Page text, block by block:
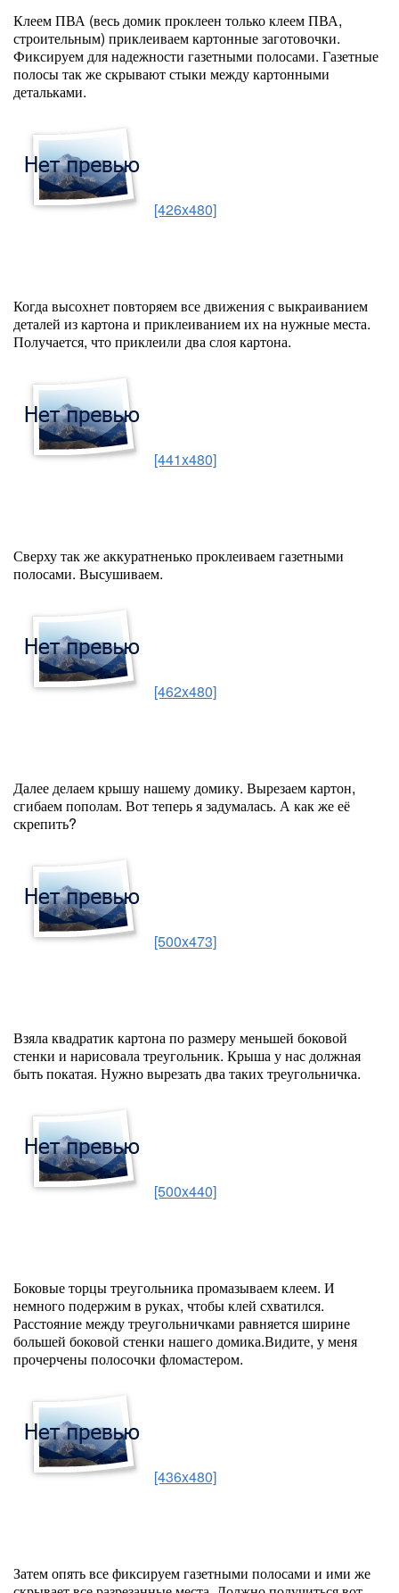
Клеем ПВА (весь домик проклеен только клеем ПВА,
строительным) приклеиваем картонные заготовочки.
Фиксируем для надежности газетными полосами. Газетные
полосы так же скрывают стыки между картонными
детальками.
[426x480]
Когда высохнет повторяем все движения с выкраиванием
деталей из картона и приклеиванием их на нужные места.
Получается, что приклеили два слоя картона.
[441x480]
Сверху так же аккуратненько проклеиваем газетными
полосами. Высушиваем.
[462x480]
Далее делаем крышу нашему домику. Вырезаем картон,
сгибаем пополам. Вот теперь я задумалась. А как же её
скрепить?
[500x473]
Взяла квадратик картона по размеру меньшей боковой
стенки и нарисовала треугольник. Крыша у нас должная
быть покатая. Нужно вырезать два таких треугольничка.
[500x440]
Боковые торцы треугольника промазываем клеем. И
немного подержим в руках, чтобы клей схватился.
Расстояние между треугольничками равняется ширине
большей боковой стенки нашего домика.Видите, у меня
прочерчены полосочки фломастером.
[436x480]
Затем опять все фиксируем газетными полосами и ими же